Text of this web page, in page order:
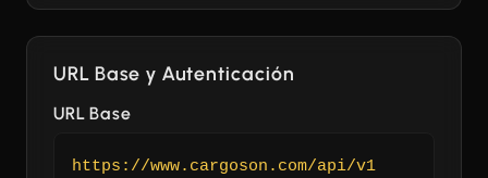
URL Base y Autenticación
URL Base
https://www.cargoson.com/api/v1